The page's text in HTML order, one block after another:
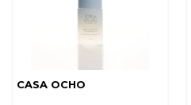
CASA OCHO